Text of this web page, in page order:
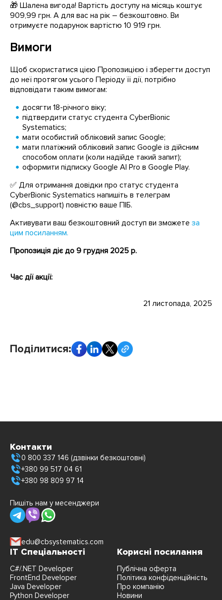
🎁 Шалена вигода! Вартість доступу на місяць коштує
909,99 грн. А для вас на рік – безкоштовно. Ви
отримуєте подарунок вартістю 10 919 грн.
Вимоги
Щоб скористатися цією Пропозицією і зберегти доступ
до неї протягом усього Періоду її дії, потрібно
відповідати таким вимогам:
досягти 18-річного віку;
підтвердити статус студента CyberBionic
Systematics;
мати особистий обліковий запис Google;
мати платіжний обліковий запис Google із дійсним
способом оплати (коли надійде такий запит);
оформити підписку Google AI Pro в Google Play.
✅ Для отримання довідки про статус студента
CyberBionic Systematics напишіть в телеграм
(@cbs_support) повністю ваше ПІБ.
Активувати ваш безкоштовний доступ ви зможете за
цим посиланням.
Пропозиція діє до 9 грудня 2025 р.
Час дії акції:
21 листопада, 2025
Поділитися:
Контакти
0 800 337 146 (дзвінки безкоштовні)
+380 99 517 04 61
+380 98 809 97 14
Пишіть нам у месенджери
edu@cbsystematics.com
IT Спеціальності
C#/.NET Developer
FrontEnd Developer
Java Developer
Python Developer
Корисні посилання
Публічна оферта
Політика конфіденційність
Про компанію
Новини